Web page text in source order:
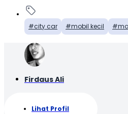
city car mobil kecil
Firdaus Ali
Lihat Profil